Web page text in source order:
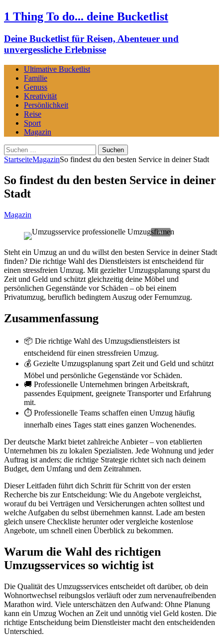
1 Thing To do... deine Bucketlist
Deine Bucketlist für Reisen, Abenteuer und
unvergessliche Erlebnisse
Ultimative Bucketlist
Familie
Genuss
Kreativität
Persönlichkeit
Reise
Sport
Magazin
Suchen
nach:
StartseiteMagazinSo findest du den besten Service in deiner Stadt
So findest du den besten Service in deiner
Stadt
Magazin
Steht ein Umzug an und du willst den besten Service in deiner Stadt
finden? Die richtige Wahl des Dienstleisters ist entscheidend für
einen stressfreien Umzug. Mit gezielter Umzugsplanung sparst du
Zeit und Geld und schützt gleichzeitig deine Möbel und
persönlichen Gegenstände vor Schäden – ob bei einem
Privatumzug, beruflich bedingtem Auszug oder Fernumzug.
Zusammenfassung
📦 Die richtige Wahl des Umzugsdienstleisters ist
entscheidend für einen stressfreien Umzug.
💰 Gezielte Umzugsplanung spart Zeit und Geld und schützt
Möbel und persönliche Gegenstände vor Schäden.
🚚 Professionelle Unternehmen bringen Arbeitskraft,
passendes Equipment, geeignete Transporter und Erfahrung
mit.
⏱️ Professionelle Teams schaffen einen Umzug häufig
innerhalb eines Tages statt eines ganzen Wochenendes.
Der deutsche Markt bietet zahlreiche Anbieter – von etablierten
Unternehmen bis zu lokalen Spezialisten. Jede Wohnung und jeder
Auftrag ist anders; die richtige Strategie richtet sich nach deinem
Budget, dem Umfang und dem Zeitrahmen.
Dieser Leitfaden führt dich Schritt für Schritt von der ersten
Recherche bis zur Entscheidung: Wie du Angebote vergleichst,
worauf du bei Verträgen und Versicherungen achten solltest und
welche Aufgaben du selbst übernehmen kannst. Lade am besten
gleich unsere Checkliste herunter oder vergleiche kostenlose
Angebote, um schnell einen Überblick zu bekommen.
Warum die Wahl des richtigen
Umzugsservices so wichtig ist
Die Qualität des Umzugsservices entscheidet oft darüber, ob dein
Wohnortwechsel reibungslos verläuft oder zum nervenaufreibenden
Marathon wird. Viele unterschätzen den Aufwand: Ohne Planung
kann ein Umzug Wochen an Zeit und unnötig viel Geld kosten. Die
richtige Entscheidung beim Dienstleister macht den entscheidenden
Unterschied.